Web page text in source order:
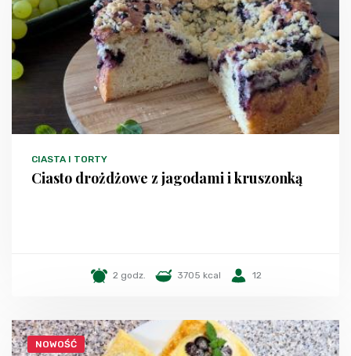
CIASTA I TORTY
Ciasto drożdżowe z jagodami i kruszonką
2 godz. 3705 kcal 12
NOWOŚĆ